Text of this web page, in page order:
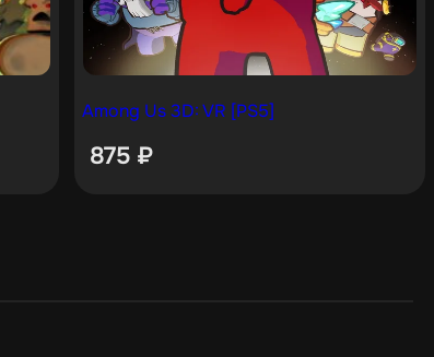
Among Us 3D: VR [PS5]
875 ₽